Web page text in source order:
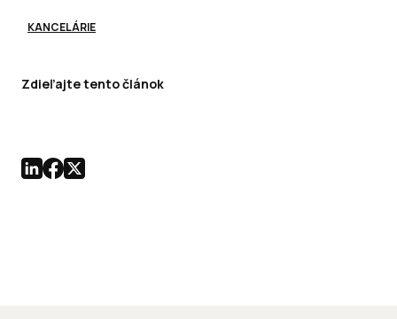
KANCELÁRIE
Zdieľajte tento článok